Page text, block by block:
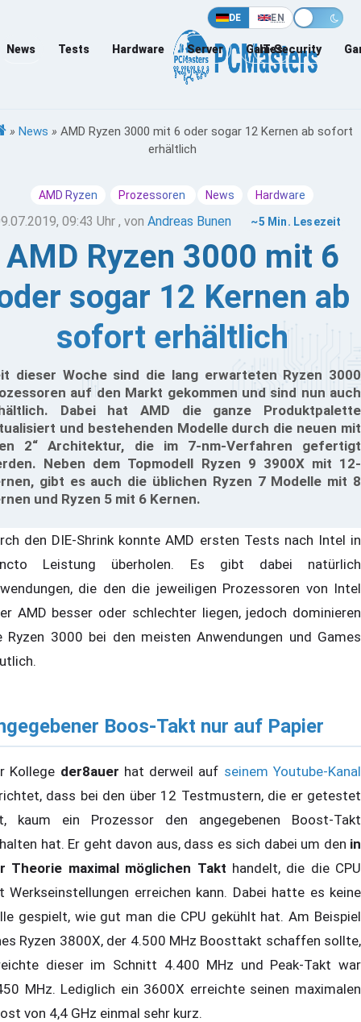
DE EN
News Tests Hardware Server Games
IT-Security
» News » AMD Ryzen 3000 mit 6 oder sogar 12 Kernen ab sofort
erhältlich
AMD Ryzen Prozessoren News Hardware
09:43 Uhr , vonAndreas Bunen ~5 Min. Lesezeit
AMD Ryzen 3000 mit 6
sogar 12 Kernen ab
sofort erhältlich
dieser Woche sind die lang erwarteten Ryzen 3000
auf den Markt gekommen und sind nun auch
Dabei hat AMD die ganze Produktpalette
und bestehenden Modelle durch die neuen mit
2“ Architektur, die im 7-nm-Verfahren gefertigt
Neben dem Topmodell Ryzen 9 3900X mit 12-
gibt es auch die üblichen Ryzen 7 Modelle mit 8
und Ryzen 5 mit 6 Kernen.
den DIE-Shrink konnte AMD ersten Tests nach Intel in
Leistung überholen. Es gibt dabei natürlich
die den die jeweiligen Prozessoren von Intel
AMD besser oder schlechter liegen, jedoch dominieren
Ryzen 3000 bei den meisten Anwendungen und Games
Boos-Takt nur auf Papier
Kollege der8auer hat derweil auf seinem Youtube-Kanal
dass bei den über 12 Testmustern, die er getestet
kaum ein Prozessor den angegebenen Boost-Takt
hat. Er geht davon aus, dass es sich dabei um den in
Theorie maximal möglichen Takt handelt, die die CPU
Werkseinstellungen erreichen kann. Dabei hatte es keine
gespielt, wie gut man die CPU gekühlt hat. Am Beispiel
Ryzen 3800X, der 4.500 MHz Boosttakt schaffen sollte,
dieser im Schnitt 4.400 MHz und Peak-Takt war
MHz. Lediglich ein 3600X erreichte seinen maximalen
von 4,4 GHz einmal sehr kurz.